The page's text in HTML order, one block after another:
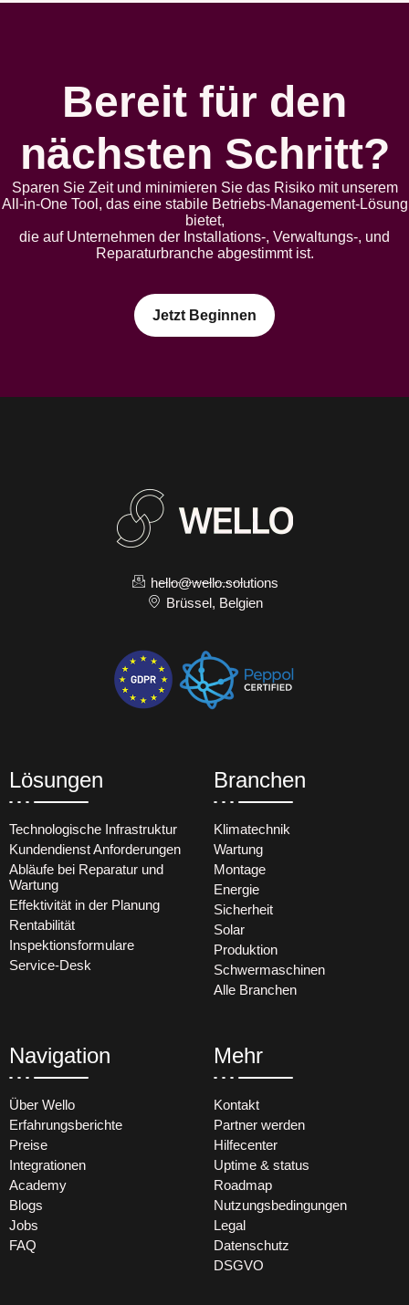
Bereit für den
nächsten Schritt?
Sparen Sie Zeit und minimieren Sie das Risiko mit unserem
All-in-One Tool, das eine stabile Betriebs-Management-Lösung
bietet,
die auf Unternehmen der Installations-, Verwaltungs-, und
Reparaturbranche abgestimmt ist.
Jetzt Beginnen
hello@wello.solutions
Brüssel, Belgien
Lösungen
Technologische Infrastruktur
Kundendienst Anforderungen
Abläufe bei Reparatur und
Wartung
Effektivität in der Planung
Rentabilität
Inspektionsformulare
Service-Desk
Branchen
Klimatechnik
Wartung
Montage
Energie
Sicherheit
Solar
Produktion
Schwermaschinen
Alle Branchen
Navigation
Über Wello
Erfahrungsberichte
Preise
Integrationen
Academy
Blogs
Jobs
FAQ
Mehr
Kontakt
Partner werden
Hilfecenter
Uptime & status
Roadmap
Nutzungsbedingungen
Legal
Datenschutz
DSGVO